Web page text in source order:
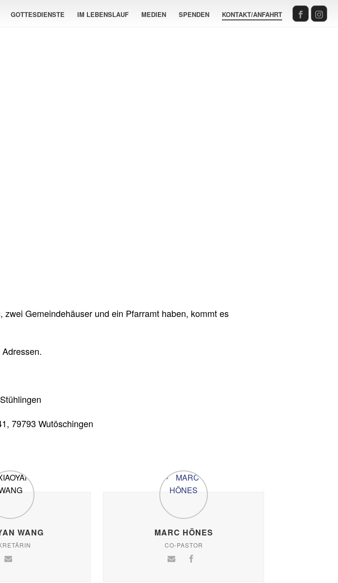
GOTTESDIENSTE IM LEBENSLAUF MEDIEN SPENDEN KONTAKT/ANFAHRT
Gemeindehäuser und ein Pfarramt haben, kommt es
79793 Wutöschingen
WANG MARC HÖNES
CO-PASTOR